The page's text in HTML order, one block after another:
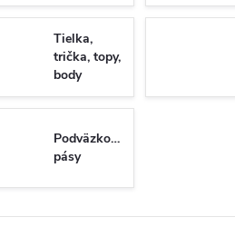
Tielka,
trička, topy,
body
Podväzkové
pásy